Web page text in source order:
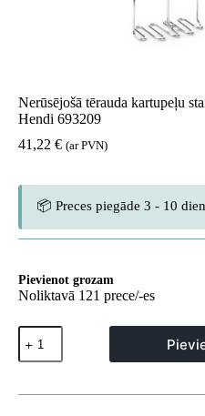
Nerūsējošā tērauda kartupeļu
Hendi 693209
41,22 € (ar PVN)
📦 Preces piegāde 3 - 10
Pievienot grozam
Noliktavā 121 prece/-es
Nerūsējošā
tērauda
kartupeļu
180x770mm